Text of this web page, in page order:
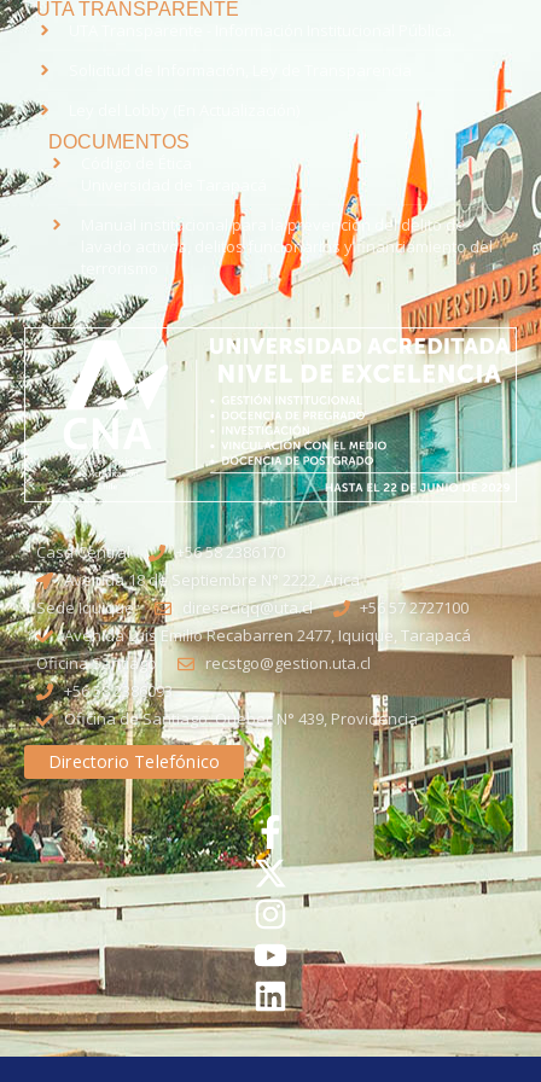
UTA TRANSPARENTE
DOCUMENTOS
Manual institucional para la prevención del delito de
lavado activos, delitos funcionarios y financiamiento del
Casa Central
+56 58 2386170
Avenida 18 de Septiembre N° 2222, Arica
Sede Iquique
direseciqq@uta.cl
+56 57 2727100​
Avenida Luis Emilio Recabarren 2477, Iquique, Tarapacá
Oficina Santiago
recstgo@gestion.uta.cl
+56 58 2386093
Oficina de Santiago: Quebec N° 439, Providencia
Directorio Telefónico